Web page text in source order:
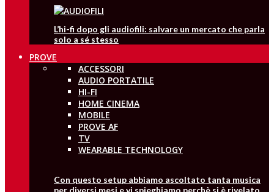
L’hi-fi dopo gli audiofili: salvare un mercato che parla
solo a sé stesso
PROVE
ACCESSORI
AUDIO PORTATILE
HI-FI
HOME CINEMA
MOBILE
PROVE AF
TV
WEARABLE TECHNOLOGY
Con questo setup abbiamo ascoltato tanta musica
per diversi mesi e vi spieghiamo perchè si è rivelato